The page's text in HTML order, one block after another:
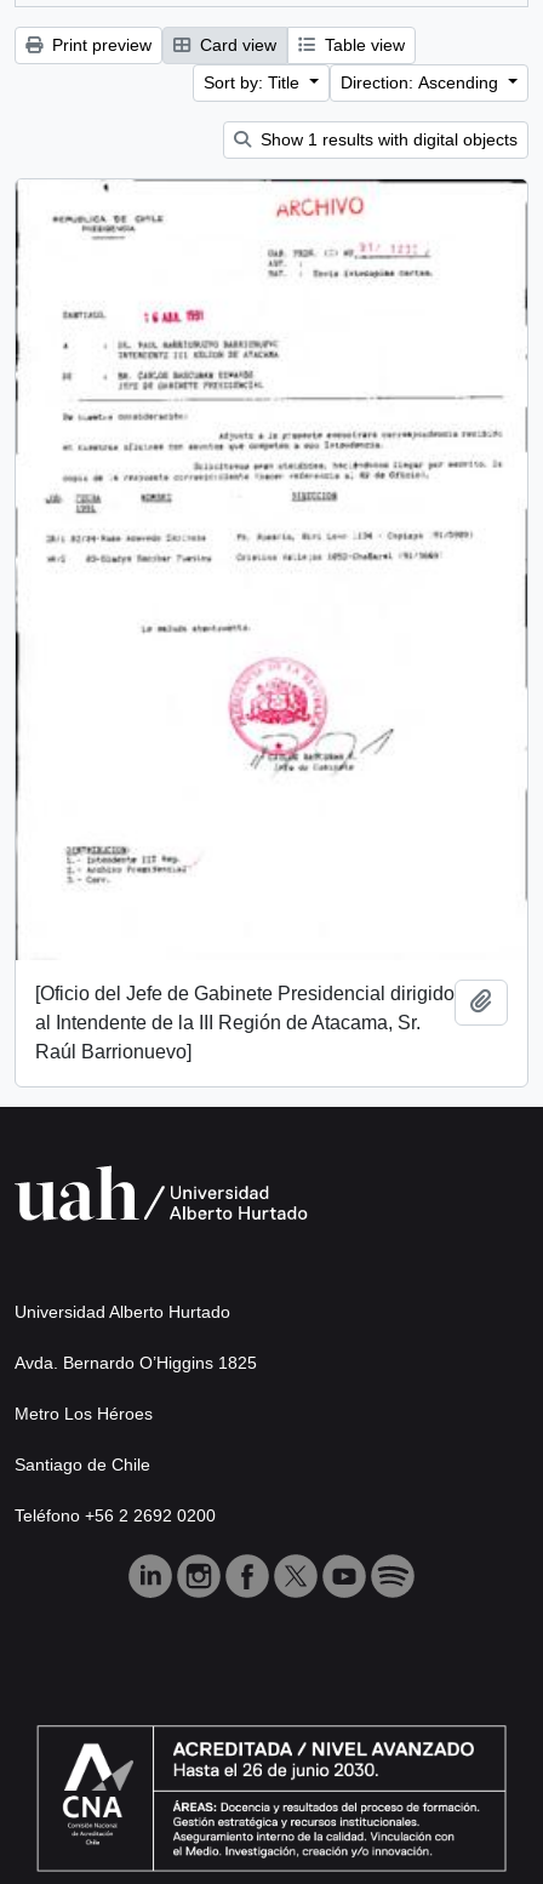
Print preview Card view
Table view
Sort by: Title
Direction: Ascending
Show 1 results with digital objects
[Oficio del Jefe de Gabinete Presidencial dirigido
al Intendente de la III Región de Atacama, Sr.
Raúl Barrionuevo]
Universidad Alberto Hurtado
Avda. Bernardo O’Higgins 1825
Metro Los Héroes
Santiago de Chile
Teléfono +56 2 2692 0200